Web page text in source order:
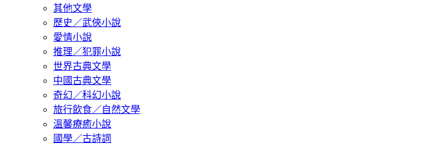
其他文學
歷史／武俠小說
愛情小說
推理／犯罪小說
世界古典文學
中國古典文學
奇幻／科幻小說
旅行飲食／自然文學
溫馨療癒小說
國學／古詩詞